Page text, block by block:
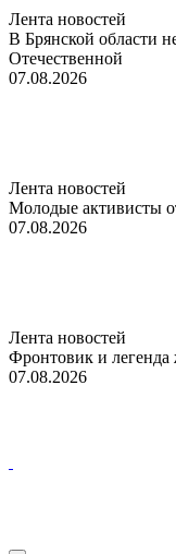
Лента новостей
В Брянской области
Отечественной
07.08.2026
Лента новостей
Молодые активисты
07.08.2026
Лента новостей
Фронтовик и легенда
07.08.2026